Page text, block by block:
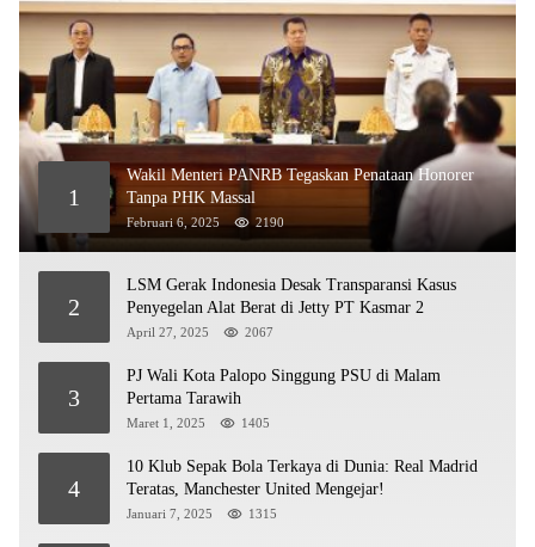
1
Wakil Menteri PANRB Tegaskan Penataan Honorer
Tanpa PHK Massal
Februari 6, 2025 2190
2
LSM Gerak Indonesia Desak Transparansi Kasus
Penyegelan Alat Berat di Jetty PT Kasmar 2
April 27, 2025 2067
3
PJ Wali Kota Palopo Singgung PSU di Malam
Pertama Tarawih
Maret 1, 2025 1405
4
10 Klub Sepak Bola Terkaya di Dunia: Real Madrid
Teratas, Manchester United Mengejar!
Januari 7, 2025 1315